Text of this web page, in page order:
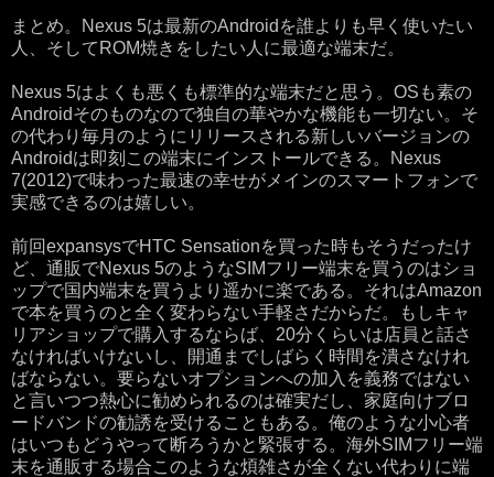
まとめ。Nexus 5は最新のAndroidを誰よりも早く使いたい
人、そしてROM焼きをしたい人に最適な端末だ。
Nexus 5はよくも悪くも標準的な端末だと思う。OSも素の
Androidそのものなので独自の華やかな機能も一切ない。そ
の代わり毎月のようにリリースされる新しいバージョンの
Androidは即刻この端末にインストールできる。Nexus
7(2012)で味わった最速の幸せがメインのスマートフォンで
実感できるのは嬉しい。
前回expansysでHTC Sensationを買った時もそうだったけ
ど、通販でNexus 5のようなSIMフリー端末を買うのはショ
ップで国内端末を買うより遥かに楽である。それはAmazon
で本を買うのと全く変わらない手軽さだからだ。もしキャ
リアショップで購入するならば、20分くらいは店員と話さ
なければいけないし、開通までしばらく時間を潰さなけれ
ばならない。要らないオプションへの加入を義務ではない
と言いつつ熱心に勧められるのは確実だし、家庭向けブロ
ードバンドの勧誘を受けることもある。俺のような小心者
はいつもどうやって断ろうかと緊張する。海外SIMフリー端
末を通販する場合このような煩雑さが全くない代わりに端